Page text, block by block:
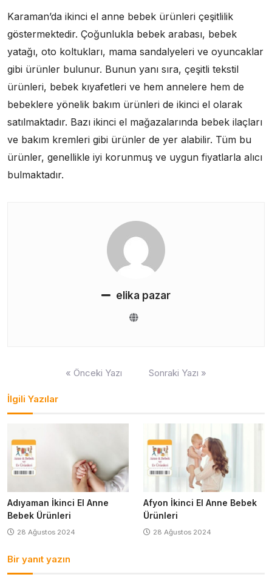
Karaman’da ikinci el anne bebek ürünleri çeşitlilik
göstermektedir. Çoğunlukla bebek arabası, bebek
yatağı, oto koltukları, mama sandalyeleri ve oyuncaklar
gibi ürünler bulunur. Bunun yanı sıra, çeşitli tekstil
ürünleri, bebek kıyafetleri ve hem annelere hem de
bebeklere yönelik bakım ürünleri de ikinci el olarak
satılmaktadır. Bazı ikinci el mağazalarında bebek ilaçları
ve bakım kremleri gibi ürünler de yer alabilir. Tüm bu
ürünler, genellikle iyi korunmuş ve uygun fiyatlarla alıcı
bulmaktadır.
elika pazar
« Önceki Yazı Sonraki Yazı »
İlgili Yazılar
Adıyaman İkinci El Anne
Bebek Ürünleri
28 Ağustos 2024
Afyon İkinci El Anne Bebek
Ürünleri
28 Ağustos 2024
Bir yanıt yazın